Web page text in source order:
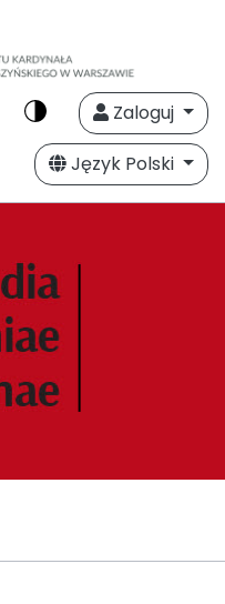
Zaloguj
Język Polski